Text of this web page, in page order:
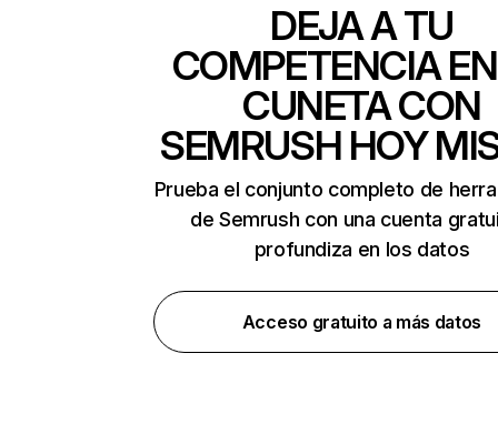
DEJA A TU
COMPETENCIA
CUNETA CON
SEMRUSH HOY
Prueba el conjunto completo de
de Semrush con una cuenta
profundiza en los datos
Acceso gratuito a más datos